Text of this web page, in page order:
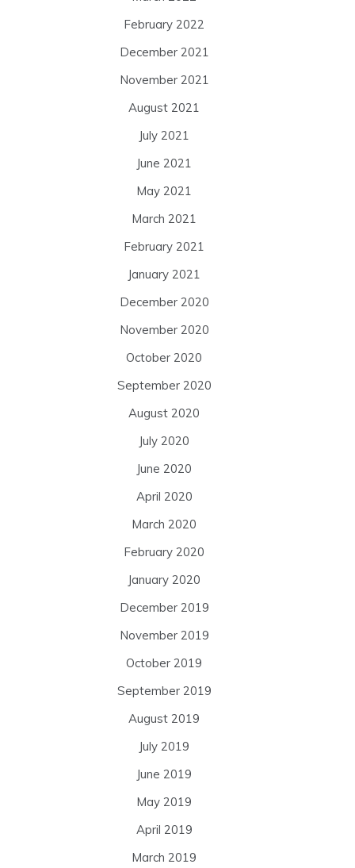
February 2022
December 2021
November 2021
August 2021
July 2021
June 2021
May 2021
March 2021
February 2021
January 2021
December 2020
November 2020
October 2020
September 2020
August 2020
July 2020
June 2020
April 2020
March 2020
February 2020
January 2020
December 2019
November 2019
October 2019
September 2019
August 2019
July 2019
June 2019
May 2019
April 2019
March 2019